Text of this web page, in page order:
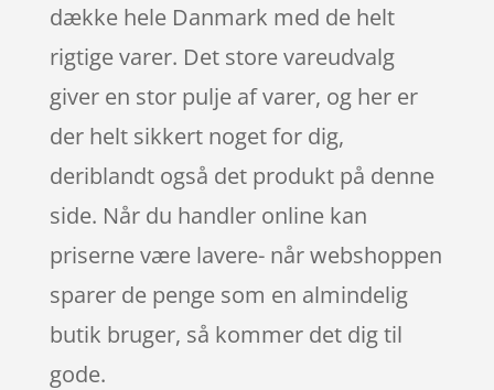
dække hele Danmark med de helt
rigtige varer. Det store vareudvalg
giver en stor pulje af varer, og her er
der helt sikkert noget for dig,
deriblandt også det produkt på denne
side. Når du handler online kan
priserne være lavere- når webshoppen
sparer de penge som en almindelig
butik bruger, så kommer det dig til
gode.